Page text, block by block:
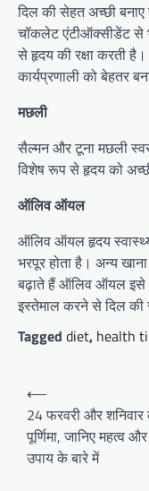
दिल की सेहत अच्छी
चॉकलेट एंटीऑक्सीडेंट से
से हृदय की रक्षा करती
कार्यप्रणाली को बेहतर
मछली
सैल्मन और टूना मछली
विशेष रूप से हृदय को
ऑलिव ऑयल
ऑलिव ऑयल हृदय
भरपूर होता है। अन्य
बढ़ाते हैं ऑलिव ऑयल
इस्तेमाल करने से दिल की
Tagged diet, health
Post
navigation
⟵
24 फरवरी और शनिवार
पूर्णिमा, जानिए महत्व
उपाय के बारे में